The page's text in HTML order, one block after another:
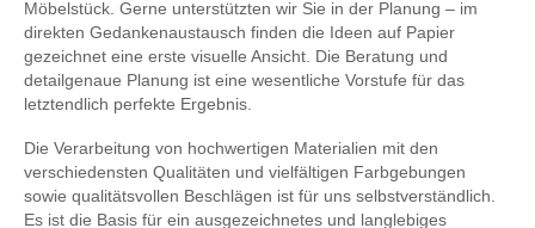
Möbelstück. Gerne unterstützten wir Sie in der Planung – im
direkten Gedankenaustausch finden die Ideen auf Papier
gezeichnet eine erste visuelle Ansicht. Die Beratung und
detailgenaue Planung ist eine wesentliche Vorstufe für das
letztendlich perfekte Ergebnis.
Die Verarbeitung von hochwertigen Materialien mit den
verschiedensten Qualitäten und vielfältigen Farbgebungen
sowie qualitätsvollen Beschlägen ist für uns selbstverständlich.
Es ist die Basis für ein ausgezeichnetes und langlebiges